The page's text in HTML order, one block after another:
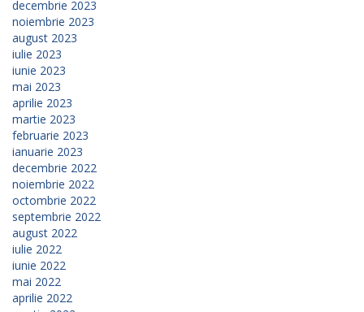
decembrie 2023
noiembrie 2023
august 2023
iulie 2023
iunie 2023
mai 2023
aprilie 2023
martie 2023
februarie 2023
ianuarie 2023
decembrie 2022
noiembrie 2022
octombrie 2022
septembrie 2022
august 2022
iulie 2022
iunie 2022
mai 2022
aprilie 2022